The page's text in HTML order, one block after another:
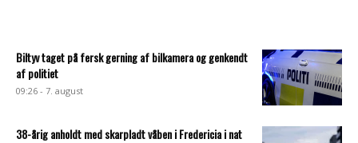
Biltyv taget på fersk gerning af bilkamera og genkendt
af politiet
09:26 - 7. august
38-årig anholdt med skarpladt våben i Fredericia i nat